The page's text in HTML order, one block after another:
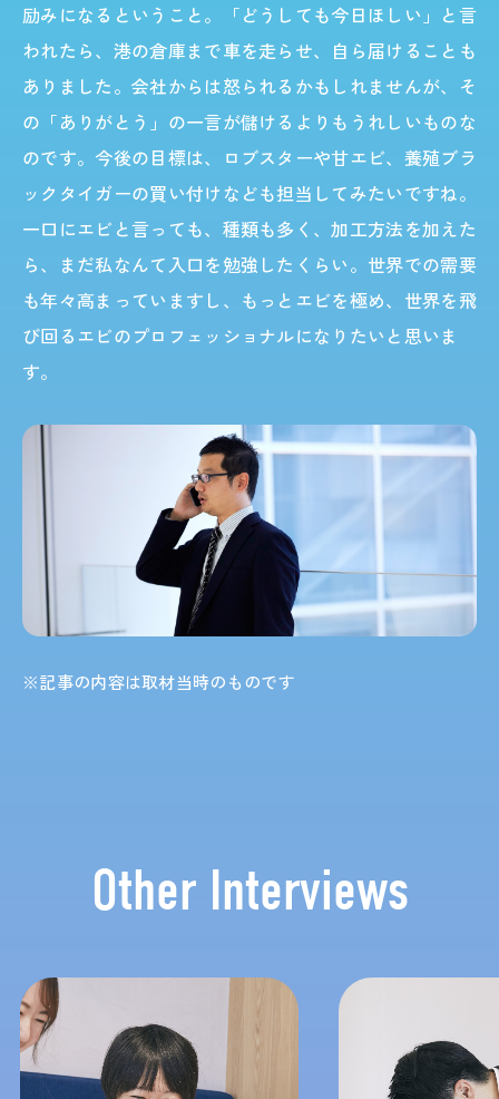
励みになるということ。「どうしても今日ほしい」と言
われたら、港の倉庫まで車を走らせ、自ら届けることも
ありました。会社からは怒られるかもしれませんが、そ
の「ありがとう」の一言が儲けるよりもうれしいものな
のです。今後の目標は、ロブスターや甘エビ、養殖ブラ
ックタイガーの買い付けなども担当してみたいですね。
一口にエビと言っても、種類も多く、加工方法を加えた
ら、まだ私なんて入口を勉強したくらい。世界での需要
も年々高まっていますし、もっとエビを極め、世界を飛
び回るエビのプロフェッショナルになりたいと思いま
す。
※記事の内容は取材当時のものです
Other Interviews